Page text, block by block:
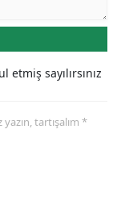
etmiş sayılırsınız
tartışalım *